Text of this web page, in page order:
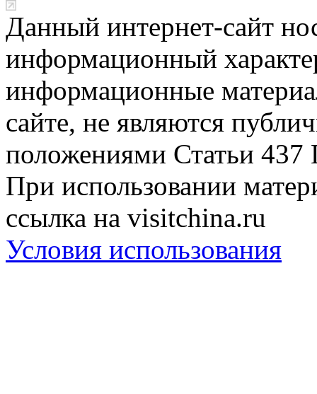
Данный интернет-сайт
информационный
информационные
сайте, не являются
положениями Статьи 437
При использовании
ссылка на visitchina.ru
Условия использования